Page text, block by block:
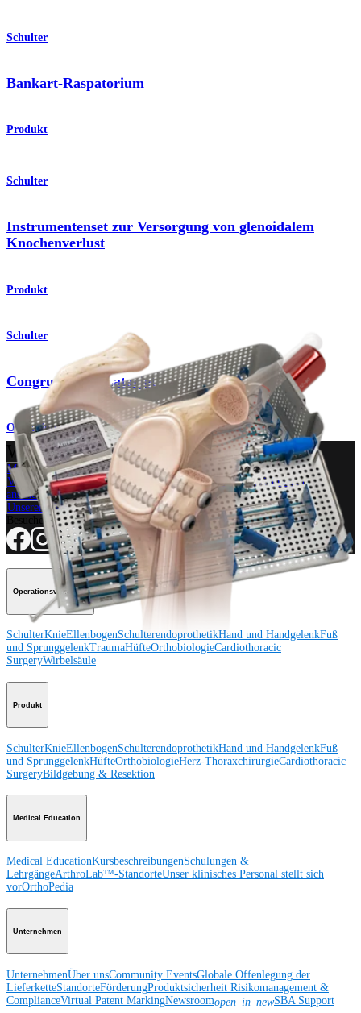
Schulter
Bankart-Raspatorium
Produkt
Schulter
Instrumentenset zur Versorgung von glenoidalem
Knochenverlust
Produkt
Schulter
Congruent Arc Latarjet
Operationsverfahren
Wie können wir Ihnen helfen?
Medizinproduktberater:in kontaktieren
Veranstaltungen, Lab-Vorführungen und Schulungsmöglichkeiten
ansehen
Unseren Newsletter abonnieren
Besuchen Sie uns
Operationsverfahren
SchulterKnieEllenbogenSchulterendoprothetikHand und HandgelenkFuß
und SprunggelenkTraumaHüfteOrthobiologieCardiothoracic
SurgeryWirbelsäule
Produkt
SchulterKnieEllenbogenSchulterendoprothetikHand und HandgelenkFuß
und SprunggelenkHüfteOrthobiologieHerz-ThoraxchirurgieCardiothoracic
SurgeryBildgebung & Resektion
Medical Education
Medical EducationKursbeschreibungenSchulungen &
LehrgängeArthroLab™-StandorteUnser klinisches Personal stellt sich
vorOrthoPedia
Unternehmen
UnternehmenÜber unsCommunity EventsGlobale Offenlegung der
LieferketteStandorteFörderungProduktsicherheit Risikomanagement &
ComplianceVirtual Patent MarkingNewsroomopen_in_newSBA Support